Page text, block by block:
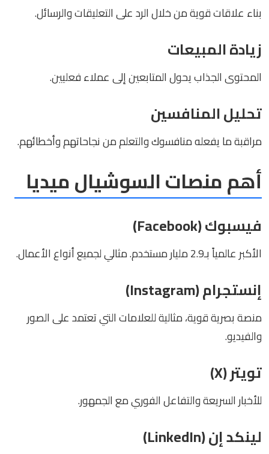
بناء علاقات قوية من خلال الرد على التعليقات والرسائل.
زيادة المبيعات
المحتوى الجذاب يحول المتابعين إلى عملاء فعليين.
تحليل المنافسين
مراقبة ما يفعله منافسوك والتعلم من نجاحاتهم وأخطائهم.
أهم منصات السوشيال ميديا
فيسبوك (Facebook)
الأكبر عالمياً بـ2.9 مليار مستخدم. مثالي لجميع أنواع الأعمال.
إنستجرام (Instagram)
منصة بصرية قوية، مثالية للعلامات التي تعتمد على الصور
والفيديو.
تويتر (X)
للأخبار السريعة والتفاعل الفوري مع الجمهور.
لينكد إن (LinkedIn)